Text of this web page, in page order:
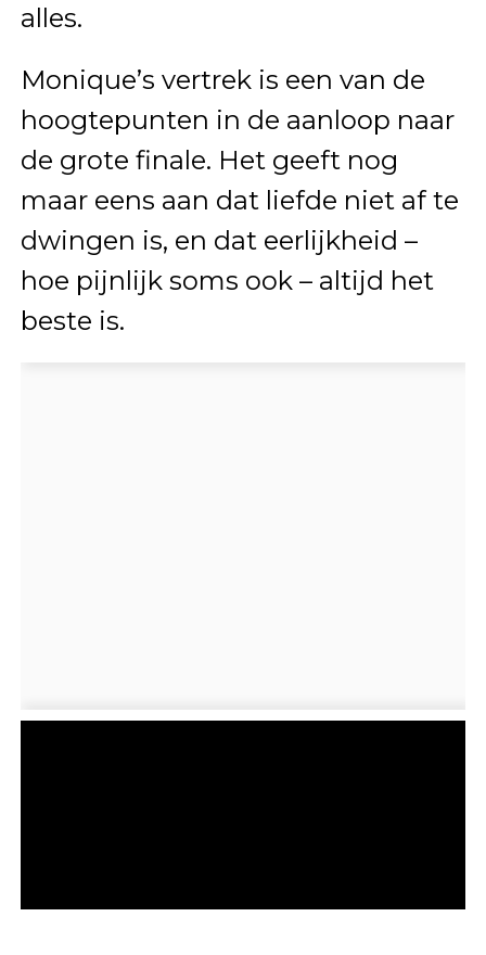
alles.
Monique’s vertrek is een van de
hoogtepunten in de aanloop naar
de grote finale. Het geeft nog
maar eens aan dat liefde niet af te
dwingen is, en dat eerlijkheid –
hoe pijnlijk soms ook – altijd het
beste is.